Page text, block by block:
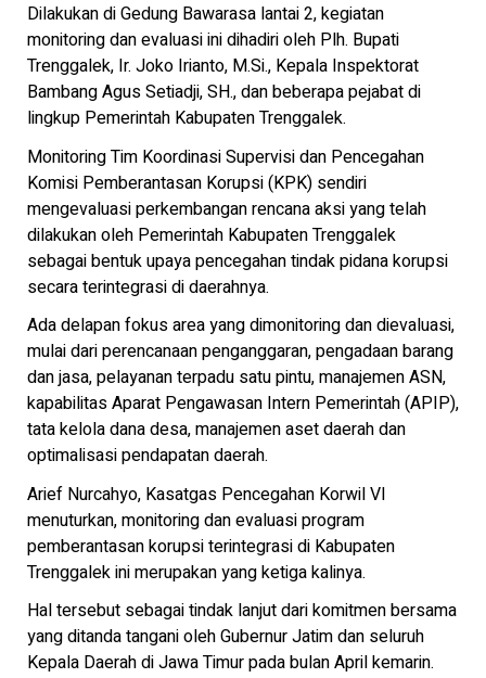
Dilakukan di Gedung Bawarasa lantai 2, kegiatan
monitoring dan evaluasi ini dihadiri oleh Plh. Bupati
Trenggalek, Ir. Joko Irianto, M.Si., Kepala Inspektorat
Bambang Agus Setiadji, SH., dan beberapa pejabat di
lingkup Pemerintah Kabupaten Trenggalek.
Monitoring Tim Koordinasi Supervisi dan Pencegahan
Komisi Pemberantasan Korupsi (KPK) sendiri
mengevaluasi perkembangan rencana aksi yang telah
dilakukan oleh Pemerintah Kabupaten Trenggalek
sebagai bentuk upaya pencegahan tindak pidana korupsi
secara terintegrasi di daerahnya.
Ada delapan fokus area yang dimonitoring dan dievaluasi,
mulai dari perencanaan penganggaran, pengadaan barang
dan jasa, pelayanan terpadu satu pintu, manajemen ASN,
kapabilitas Aparat Pengawasan Intern Pemerintah (APIP),
tata kelola dana desa, manajemen aset daerah dan
optimalisasi pendapatan daerah.
Arief Nurcahyo, Kasatgas Pencegahan Korwil VI
menuturkan, monitoring dan evaluasi program
pemberantasan korupsi terintegrasi di Kabupaten
Trenggalek ini merupakan yang ketiga kalinya.
Hal tersebut sebagai tindak lanjut dari komitmen bersama
yang ditanda tangani oleh Gubernur Jatim dan seluruh
Kepala Daerah di Jawa Timur pada bulan April kemarin.